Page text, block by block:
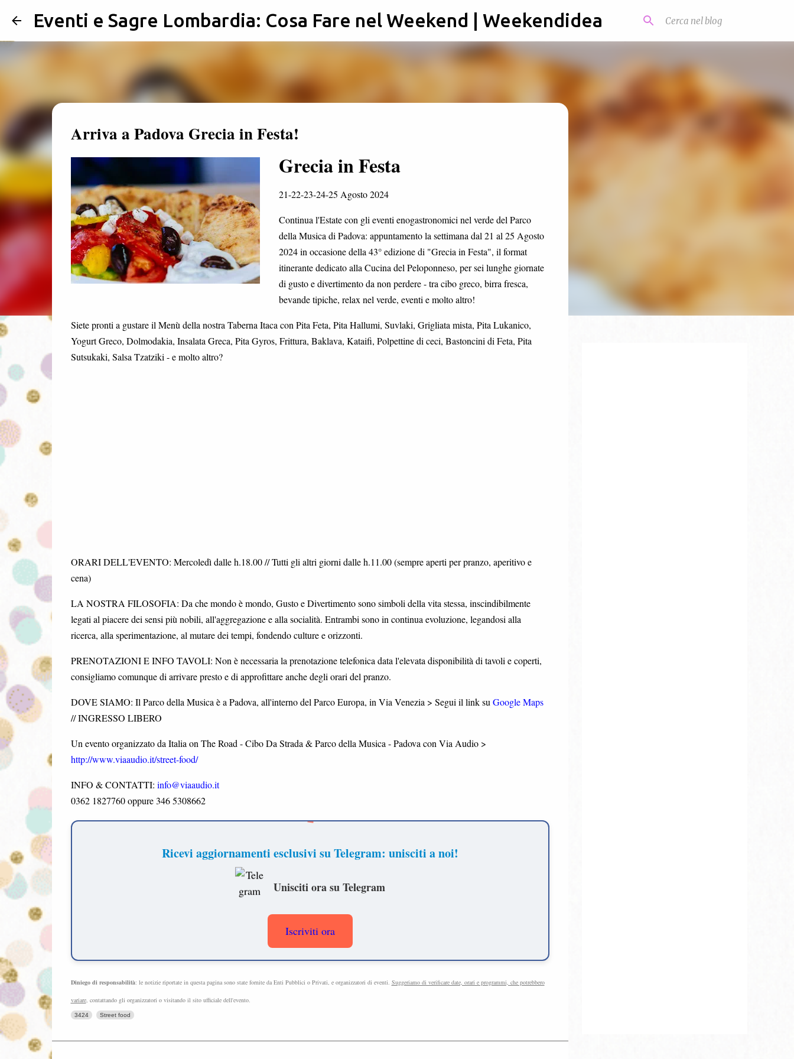
Passa ai contenuti principali
Eventi e Sagre Lombardia: Cosa Fare nel Weekend | Weekendidea
Arriva a Padova Grecia in Festa!
Grecia in Festa
21-22-23-24-25 Agosto 2024
Continua l'Estate con gli eventi enogastronomici nel verde del Parco
della Musica di Padova: appuntamento la settimana dal 21 al 25 Agosto
2024 in occasione della 43° edizione di "Grecia in Festa", il format
itinerante dedicato alla Cucina del Peloponneso, per sei lunghe giornate
di gusto e divertimento da non perdere - tra cibo greco, birra fresca,
bevande tipiche, relax nel verde, eventi e molto altro!
Siete pronti a gustare il Menù della nostra Taberna Itaca con Pita Feta, Pita Hallumi, Suvlaki, Grigliata mista, Pita Lukanico,
Yogurt Greco, Dolmodakia, Insalata Greca, Pita Gyros, Frittura, Baklava, Kataifi, Polpettine di ceci, Bastoncini di Feta, Pita
Sutsukaki, Salsa Tzatziki - e molto altro?
ORARI DELL'EVENTO: Mercoledì dalle h.18.00 // Tutti gli altri giorni dalle h.11.00 (sempre aperti per pranzo, aperitivo e
cena)
LA NOSTRA FILOSOFIA: Da che mondo è mondo, Gusto e Divertimento sono simboli della vita stessa, inscindibilmente
legati al piacere dei sensi più nobili, all'aggregazione e alla socialità. Entrambi sono in continua evoluzione, legandosi alla
ricerca, alla sperimentazione, al mutare dei tempi, fondendo culture e orizzonti.
PRENOTAZIONI E INFO TAVOLI: Non è necessaria la prenotazione telefonica data l'elevata disponibilità di tavoli e coperti,
consigliamo comunque di arrivare presto e di approfittare anche degli orari del pranzo.
DOVE SIAMO: Il Parco della Musica è a Padova, all'interno del Parco Europa, in Via Venezia > Segui il link su Google Maps
// INGRESSO LIBERO
Un evento organizzato da Italia on The Road - Cibo Da Strada & Parco della Musica - Padova con Via Audio >
http://www.viaaudio.it/street-food/
INFO & CONTATTI: info@viaaudio.it
0362 1827760 oppure 346 5308662
Eventi, sagre, feste... il tuo weekend in Lombardia inizia qui!
Iscriviti e ricevi ogni giovedì idee per un weekend indimenticabile in Lombardia!
Iscriviti ora!
variare, contattando gli organizzatori o visitando il sito ufficiale dell'evento.
3424 Street food